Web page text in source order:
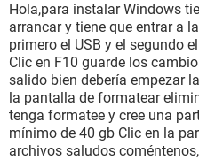
Hola,para instalar Windows
arrancar y tiene que entrar a
primero el USB y el segundo
Clic en F10 guarde los
salido bien debería empezar
la pantalla de formatear
tenga formatee y cree una
mínimo de 40 gb Clic en la
archivos saludos